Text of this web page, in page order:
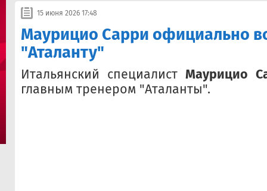
15 июня 2026 17:48
Маурицио Сарри официально
"Аталанту"
Итальянский специалистМаурицио
главным тренером "Аталанты".